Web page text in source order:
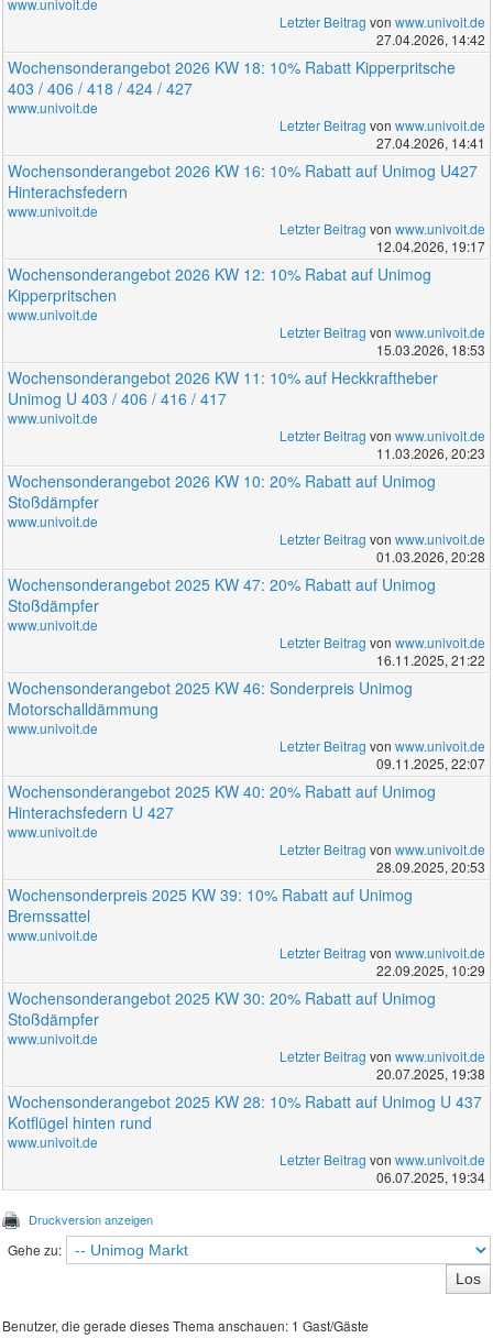
www.univoit.de
Letzter Beitrag von www.univoit.de
27.04.2026, 14:42
Wochensonderangebot 2026 KW 18: 10% Rabatt Kipperpritsche
403 / 406 / 418 / 424 / 427
www.univoit.de
Letzter Beitrag von www.univoit.de
27.04.2026, 14:41
Wochensonderangebot 2026 KW 16: 10% Rabatt auf Unimog U427
Hinterachsfedern
www.univoit.de
Letzter Beitrag von www.univoit.de
12.04.2026, 19:17
Wochensonderangebot 2026 KW 12: 10% Rabat auf Unimog
Kipperpritschen
www.univoit.de
Letzter Beitrag von www.univoit.de
15.03.2026, 18:53
Wochensonderangebot 2026 KW 11: 10% auf Heckkraftheber
Unimog U 403 / 406 / 416 / 417
www.univoit.de
Letzter Beitrag von www.univoit.de
11.03.2026, 20:23
Wochensonderangebot 2026 KW 10: 20% Rabatt auf Unimog
Stoßdämpfer
www.univoit.de
Letzter Beitrag von www.univoit.de
01.03.2026, 20:28
Wochensonderangebot 2025 KW 47: 20% Rabatt auf Unimog
Stoßdämpfer
www.univoit.de
Letzter Beitrag von www.univoit.de
16.11.2025, 21:22
Wochensonderangebot 2025 KW 46: Sonderpreis Unimog
Motorschalldämmung
www.univoit.de
Letzter Beitrag von www.univoit.de
09.11.2025, 22:07
Wochensonderangebot 2025 KW 40: 20% Rabatt auf Unimog
Hinterachsfedern U 427
www.univoit.de
Letzter Beitrag von www.univoit.de
28.09.2025, 20:53
Wochensonderpreis 2025 KW 39: 10% Rabatt auf Unimog
Bremssattel
www.univoit.de
Letzter Beitrag von www.univoit.de
22.09.2025, 10:29
Wochensonderangebot 2025 KW 30: 20% Rabatt auf Unimog
Stoßdämpfer
www.univoit.de
Letzter Beitrag von www.univoit.de
20.07.2025, 19:38
Wochensonderangebot 2025 KW 28: 10% Rabatt auf Unimog U 437
Kotflügel hinten rund
www.univoit.de
Letzter Beitrag von www.univoit.de
06.07.2025, 19:34
Druckversion anzeigen
Gehe zu:
Benutzer, die gerade dieses Thema anschauen: 1 Gast/Gäste